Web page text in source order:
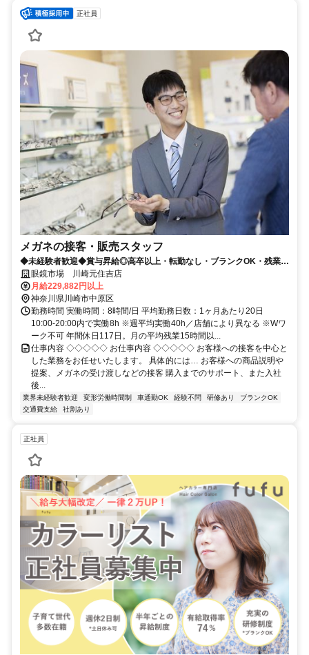
正社員
メガネの接客・販売スタッフ
◆未経験者歓迎◆賞与昇給◎高卒以上・転勤なし・ブランクOK・残業少
なめ・業界No1！
眼鏡市場 川崎元住吉店
月給229,882円以上
神奈川県川崎市中原区
勤務時間 実働時間：8時間/日 平均勤務日数：1ヶ月あたり20日
10:00-20:00内で実働8h ※週平均実働40h／店舗により異なる ※Wワ
ーク不可 年間休日117日。月の平均残業15時間以...
仕事内容 ◇◇◇◇◇ お仕事内容 ◇◇◇◇◇ お客様への接客を中心と
した業務をお任せいたします。 具体的には… お客様への商品説明や
提案、メガネの受け渡しなどの接客 購入までのサポート、また入社
後...
業界未経験者歓迎 変形労働時間制 車通勤OK 経験不問 研修あり
ブランクOK
交通費支給
社割あり
正社員